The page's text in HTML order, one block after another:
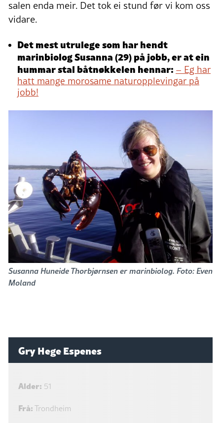
salen enda meir. Det tok ei stund før vi kom oss
vidare.
Det mest utrulege som har hendt
marinbiolog Susanna (29) på jobb, er at ein
hummar stal båtnøkkelen hennar: – Eg har
hatt mange morosame naturopplevingar på
jobb!
Susanna Huneide Thorbjørnsen er marinbiolog. Foto: Even
Moland
Gry Hege Espenes
Alder: 51
Frå:Trondheim